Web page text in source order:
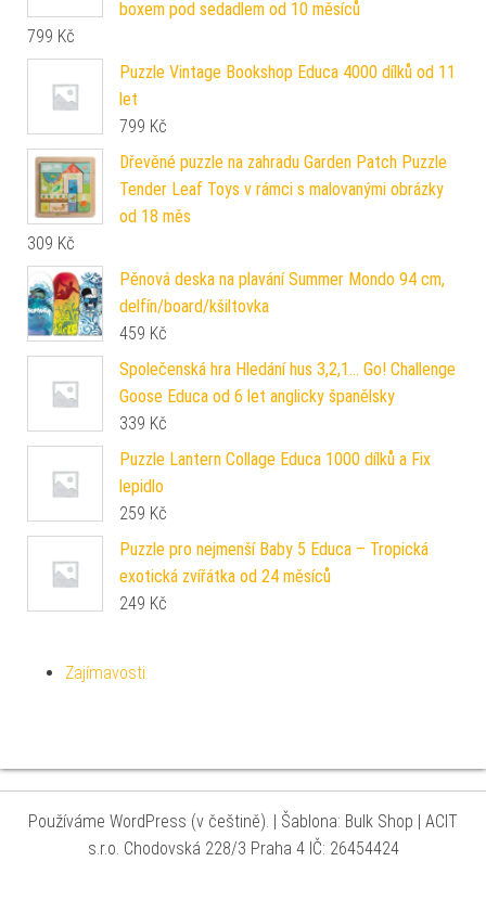
boxem pod sedadlem od 10 měsíců
799 Kč
Puzzle Vintage Bookshop Educa 4000 dílků od 11
let
799 Kč
Dřevěné puzzle na zahradu Garden Patch Puzzle
Tender Leaf Toys v rámci s malovanými obrázky
od 18 měs
309 Kč
Pěnová deska na plavání Summer Mondo 94 cm,
delfín/board/kšiltovka
459 Kč
Společenská hra Hledání hus 3,2,1... Go! Challenge
Goose Educa od 6 let anglicky španělsky
339 Kč
Puzzle Lantern Collage Educa 1000 dílků a Fix
lepidlo
259 Kč
Puzzle pro nejmenší Baby 5 Educa – Tropická
exotická zvířátka od 24 měsíců
249 Kč
Zajímavosti
Používáme WordPress (v češtině). | Šablona: Bulk Shop | ACIT
s.r.o. Chodovská 228/3 Praha 4 IČ: 26454424